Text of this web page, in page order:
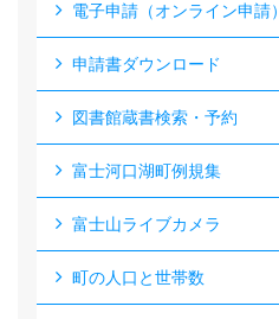
電子申請（オンライン申請）
申請書ダウンロード
図書館蔵書検索・予約
富士河口湖町例規集
富士山ライブカメラ
町の人口と世帯数